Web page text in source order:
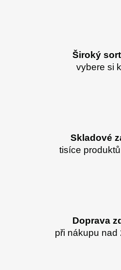
Široký
vybere si
Skladové
tisíce
Doprava
při nákupu nad